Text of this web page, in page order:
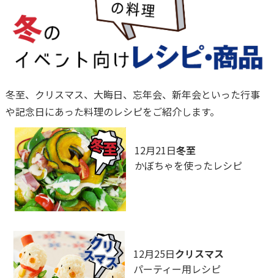
冬至、クリスマス、大晦日、忘年会、新年会といった行事
や記念日にあった料理のレシピをご紹介します。
12月21日冬至
かぼちゃを使ったレシピ
12月25日クリスマス
パーティー用レシピ